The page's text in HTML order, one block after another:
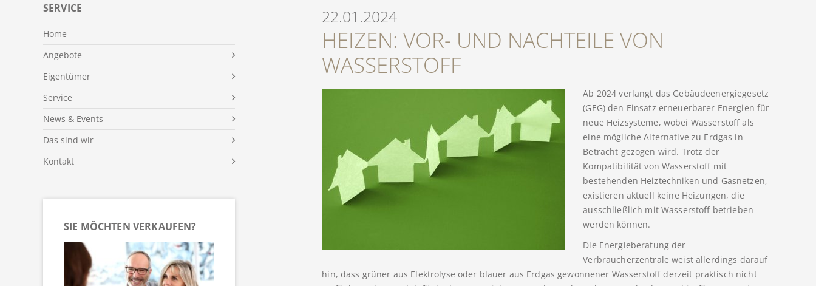
SERVICE
Home
Angebote
Eigentümer
Service
News & Events
Das sind wir
Kontakt
SIE MÖCHTEN VERKAUFEN?
22.01.2024
HEIZEN: VOR- UND NACHTEILE VON
WASSERSTOFF
Ab 2024 verlangt das Gebäudeenergiegesetz
(GEG) den Einsatz erneuerbarer Energien für
neue Heizsysteme, wobei Wasserstoff als
eine mögliche Alternative zu Erdgas in
Betracht gezogen wird. Trotz der
Kompatibilität von Wasserstoff mit
bestehenden Heiztechniken und Gasnetzen,
existieren aktuell keine Heizungen, die
ausschließlich mit Wasserstoff betrieben
werden können.
Die Energieberatung der
Verbraucherzentrale weist allerdings darauf
hin, dass grüner aus Elektrolyse oder blauer aus Erdgas gewonnener Wasserstoff derzeit praktisch nicht